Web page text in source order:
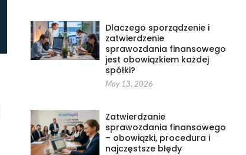
Dlaczego sporządzenie i
zatwierdzenie
sprawozdania finansowego
jest obowiązkiem każdej
spółki?
May 13, 2026
Zatwierdzanie
sprawozdania finansowego
– obowiązki, procedura i
najczęstsze błędy